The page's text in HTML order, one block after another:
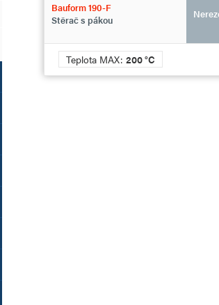
Bauform 190-F
Stěrač s pákou
Teplota MAX:200 °C